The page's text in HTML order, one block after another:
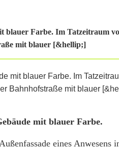
Farbe. Im Tatzeitraum
mit blauer [&hellip;]
mit blauer Farbe.
eines Anwesens